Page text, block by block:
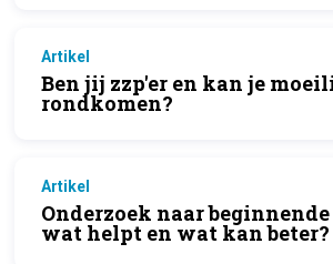
Artikel
Ben jij zzp'er en kan je
rondkomen?
Artikel
Onderzoek naar
wat helpt en wat kan beter?